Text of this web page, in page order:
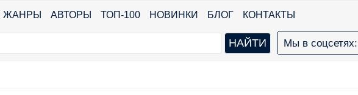
ЖАНРЫ АВТОРЫ ТОП-100 НОВИНКИ БЛОГ КОНТАКТЫ
Мы в соцсетях: